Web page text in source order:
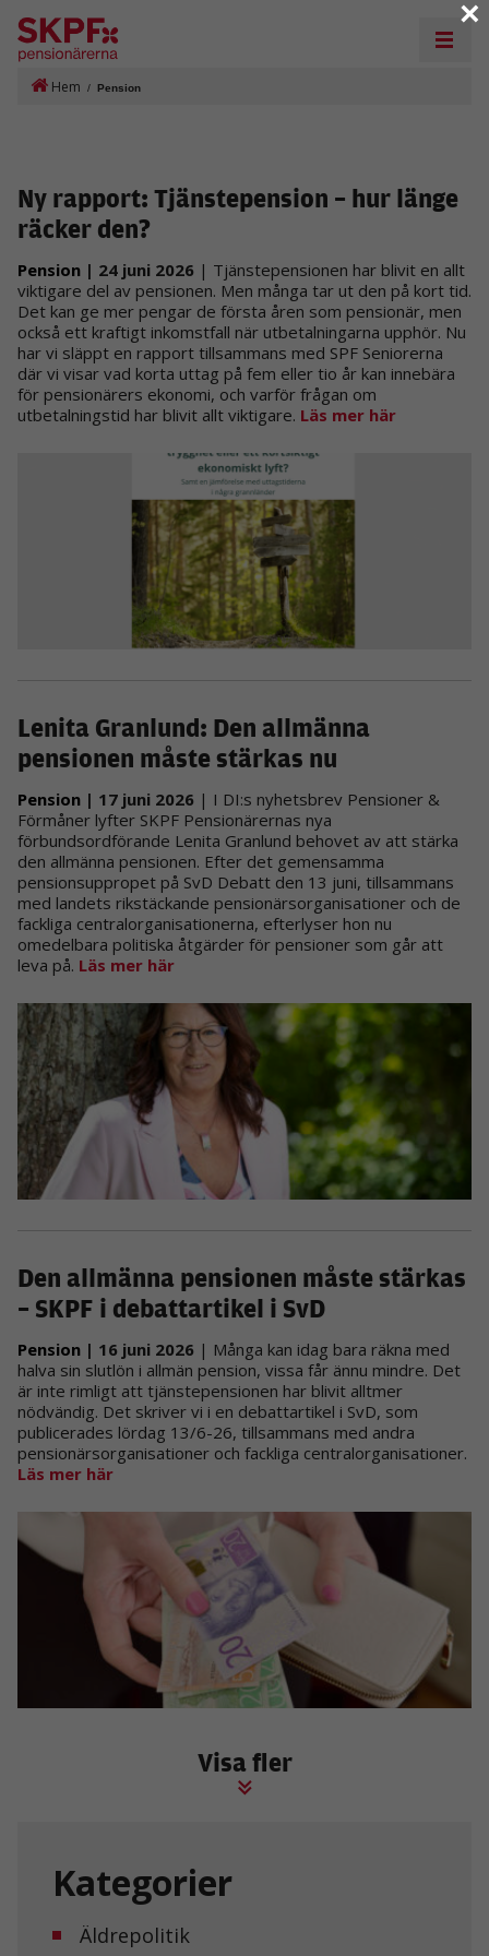
Hem / Pension
Kategorier
Äldrepolitik
Ny rapport: Tjänstepension – hur länge
räcker den?
Pension | 24 juni 2026 | Tjänstepensionen har blivit en allt
viktigare del av pensionen. Men många tar ut den på kort tid.
Det kan ge mer pengar de första åren som pensionär, men
också ett kraftigt inkomstfall när utbetalningarna upphör. Nu
har vi släppt en rapport tillsammans med SPF Seniorerna
där vi visar vad korta uttag på fem eller tio år kan innebära
för pensionärers ekonomi, och varför frågan om
utbetalningstid har blivit allt viktigare. Läs mer här
Lenita Granlund: Den allmänna
pensionen måste stärkas nu
Pension | 17 juni 2026 | I DI:s nyhetsbrev Pensioner &
Förmåner lyfter SKPF Pensionärernas nya
förbundsordförande Lenita Granlund behovet av att stärka
den allmänna pensionen. Efter det gemensamma
pensionsuppropet på SvD Debatt den 13 juni, tillsammans
med landets rikstäckande pensionärsorganisationer och de
fackliga centralorganisationerna, efterlyser hon nu
omedelbara politiska åtgärder för pensioner som går att
leva på. Läs mer här
Den allmänna pensionen måste stärkas
– SKPF i debattartikel i SvD
Pension | 16 juni 2026 | Många kan idag bara räkna med
halva sin slutlön i allmän pension, vissa får ännu mindre. Det
är inte rimligt att tjänstepensionen har blivit alltmer
nödvändig. Det skriver vi i en debattartikel i SvD, som
publicerades lördag 13/6-26, tillsammans med andra
pensionärsorganisationer och fackliga centralorganisationer.
Läs mer här
Visa fler
×